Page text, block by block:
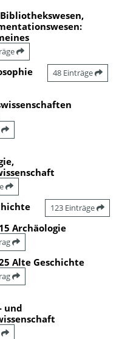
48 Einträge
123 Einträge
Archäologie
Alte Geschichte
und